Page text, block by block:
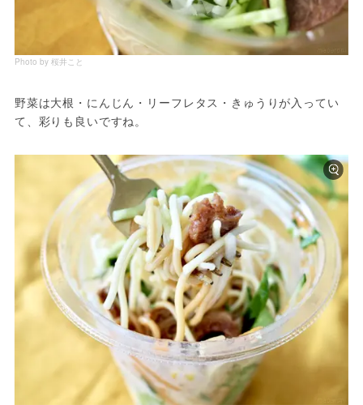
Photo by 桜井こと
野菜は大根・にんじん・リーフレタス・きゅうりが入ってい
て、彩りも良いですね。